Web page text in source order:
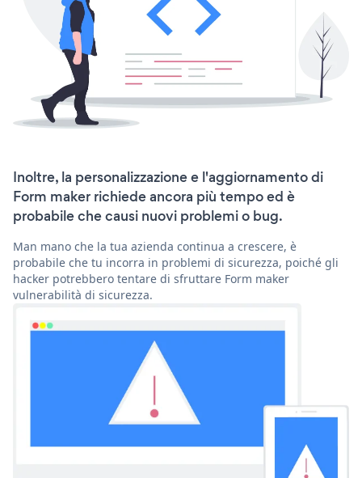
Inoltre, la personalizzazione e l'aggiornamento di
Form maker richiede ancora più tempo ed è
probabile che causi nuovi problemi o bug.
Man mano che la tua azienda continua a crescere, è
probabile che tu incorra in problemi di sicurezza, poiché gli
hacker potrebbero tentare di sfruttare Form maker
vulnerabilità di sicurezza.